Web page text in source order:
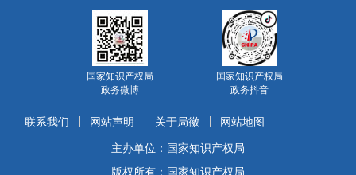
国家知识产权局
政务微博
国家知识产权局
政务抖音
联系我们 网站声明 关于局徽 网站地图
主办单位：国家知识产权局
版权所有：国家知识产权局